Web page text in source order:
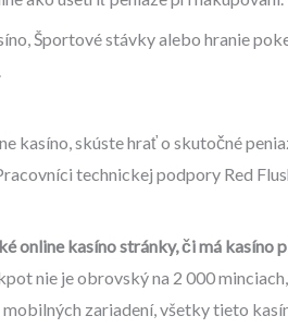
Športové stávky alebo hranie
kasíno, skúste hrať o skutočné
technickej podpory Red
kasíno stránky, či má kasíno
nie je obrovský na 2 000
zariadení, všetky tieto